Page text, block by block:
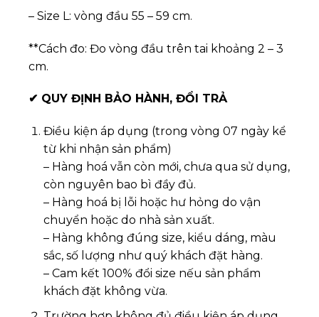
– Size L: vòng đầu 55 – 59 cm.
**Cách đo: Đo vòng đầu trên tai khoảng 2 – 3
cm.
✔ QUY ĐỊNH BẢO HÀNH, ĐỔI TRẢ
Điều kiện áp dụng (trong vòng 07 ngày kể
từ khi nhận sản phẩm)
– Hàng hoá vẫn còn mới, chưa qua sử dụng,
còn nguyên bao bì đầy đủ.
– Hàng hoá bị lỗi hoặc hư hỏng do vận
chuyển hoặc do nhà sản xuất.
– Hàng không đúng size, kiểu dáng, màu
sắc, số lượng như quý khách đặt hàng.
– Cam kết 100% đổi size nếu sản phẩm
khách đặt không vừa.